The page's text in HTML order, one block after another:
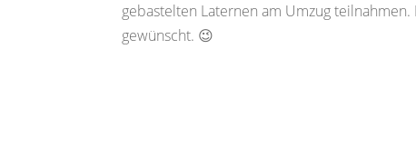
gebastelten Laternen am Umzug
gewünscht. 😉